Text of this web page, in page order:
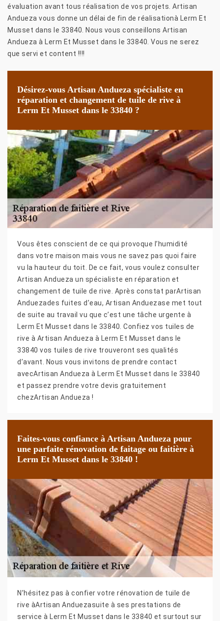
évaluation avant tous réalisation de vos projets. Artisan
Andueza vous donne un délai de fin de réalisationà Lerm Et
Musset dans le 33840. Nous vous conseillons Artisan
Andueza à Lerm Et Musset dans le 33840. Vous ne serez
que servi et content !!!!
Désirez-vous Artisan Andueza spécialiste en
réparation et changement de tuile de rive à
Lerm Et Musset dans le 33840 ?
Vous êtes conscient de ce qui provoque l’humidité
dans votre maison mais vous ne savez pas quoi faire
vu la hauteur du toit. De ce fait, vous voulez consulter
Artisan Andueza un spécialiste en réparation et
changement de tuile de rive. Après constat parArtisan
Anduezades fuites d’eau, Artisan Anduezase met tout
de suite au travail vu que c’est une tâche urgente à
Lerm Et Musset dans le 33840. Confiez vos tuiles de
rive à Artisan Andueza à Lerm Et Musset dans le
33840 vos tuiles de rive trouveront ses qualités
d’avant. Nous vous invitons de prendre contact
avecArtisan Andueza à Lerm Et Musset dans le 33840
et passez prendre votre devis gratuitement
chezArtisan Andueza !
Faites-vous confiance à Artisan Andueza pour
une parfaite rénovation de faitage ou faitière à
Lerm Et Musset dans le 33840 !
N’hésitez pas à confier votre rénovation de tuile de
rive àArtisan Anduezasuite à ses prestations de
service à Lerm Et Musset dans le 33840 et surtout sur